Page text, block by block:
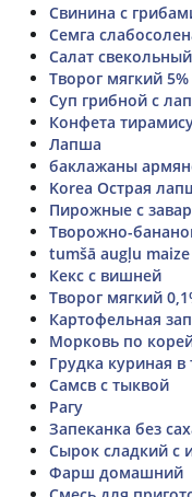
Свинина с
Семга
Салат свекольный
Творог мягкий
Суп грибной с
Конфета
Лапша
баклажаны
Korea Острая
Пирожные с
Творожно-
tumšā augļu maize
Кекс с вишней
Творог мягкий
Картофельная
Морковь по
Грудка куриная
Самсв с тыквой
Рагу
Запеканка без
Сырок сладкий с
Фарш домашний